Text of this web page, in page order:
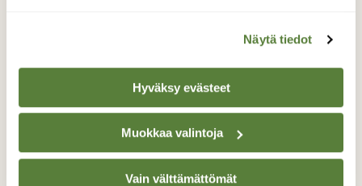
Näytä tiedot
Hyväksy evästeet
Muokkaa valintoja
Vain välttämättömät
TAKAISIN LISTAAN